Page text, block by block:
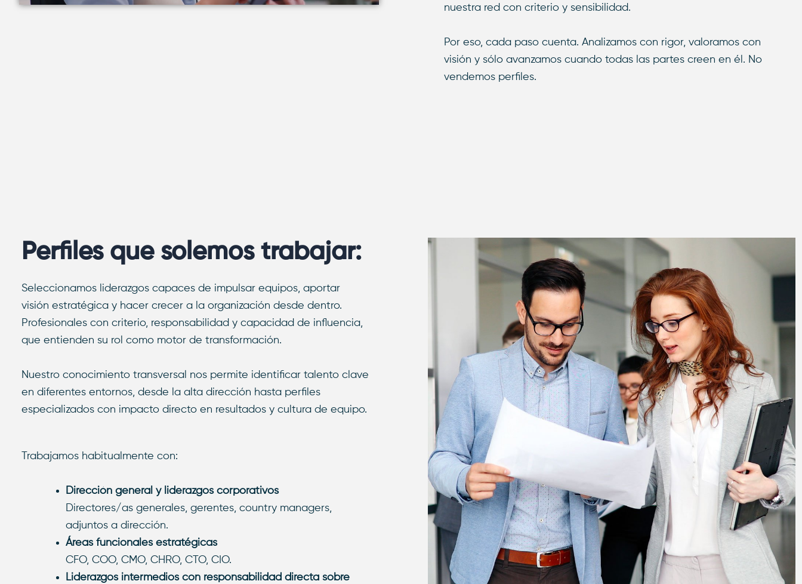
nuestra red con criterio y sensibilidad.
Por eso, cada paso cuenta. Analizamos con rigor, valoramos con
visión y sólo avanzamos cuando todas las partes creen en él. No
vendemos perfiles.
Perfiles que solemos trabajar:
Seleccionamos liderazgos capaces de impulsar equipos, aportar
visión estratégica y hacer crecer a la organización desde dentro.
Profesionales con criterio, responsabilidad y capacidad de influencia,
que entienden su rol como motor de transformación.
Nuestro conocimiento transversal nos permite identificar talento clave
en diferentes entornos, desde la alta dirección hasta perfiles
especializados con impacto directo en resultados y cultura de equipo.
Trabajamos habitualmente con:
Dirección general y liderazgos corporativos
Directores/as generales, gerentes, country managers,
adjuntos a dirección.
Áreas funcionales estratégicas
CFO, COO, CMO, CHRO, CTO, CIO.
Liderazgos intermedios con responsabilidad directa sobre